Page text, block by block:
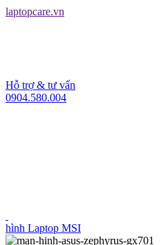
laptopcare.vn
Hỗ trợ & tư vấn
0904.580.004
hình Laptop MSI